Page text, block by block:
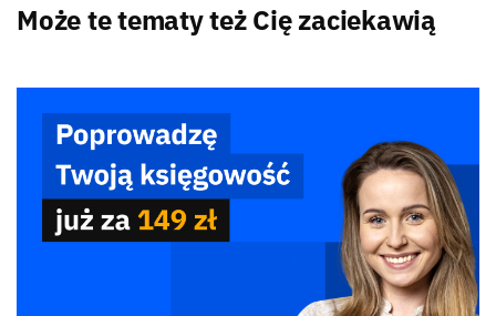
Może te tematy też Cię zaciekawią